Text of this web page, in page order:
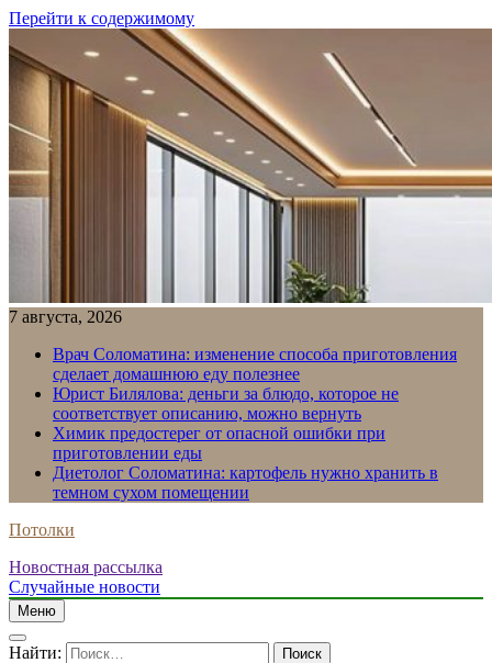
Перейти к содержимому
7 августа, 2026
Врач Соломатина: изменение способа приготовления
сделает домашнюю еду полезнее
Юрист Билялова: деньги за блюдо, которое не
соответствует описанию, можно вернуть
Химик предостерег от опасной ошибки при
приготовлении еды
Диетолог Соломатина: картофель нужно хранить в
темном сухом помещении
Потолки
Новостная рассылка
Случайные новости
Меню
Найти: